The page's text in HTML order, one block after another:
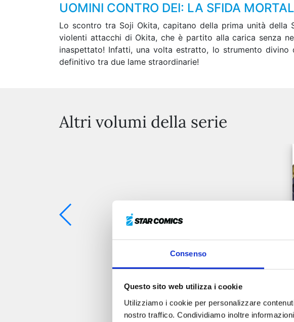
Consenso
Questo sito web utilizza i cookie
Utilizziamo i cookie per personalizzare
nostro traffico. Condividiamo inoltre
UOMINI CONTRO DEI: LA SFIDA
Lo scontro tra Soji Okita, capitano della prima unità della
violenti attacchi di Okita, che è partito alla carica senza
inaspettato! Infatti, una volta estratto, lo strumento
definitivo tra due lame straordinarie!
Altri volumi della serie